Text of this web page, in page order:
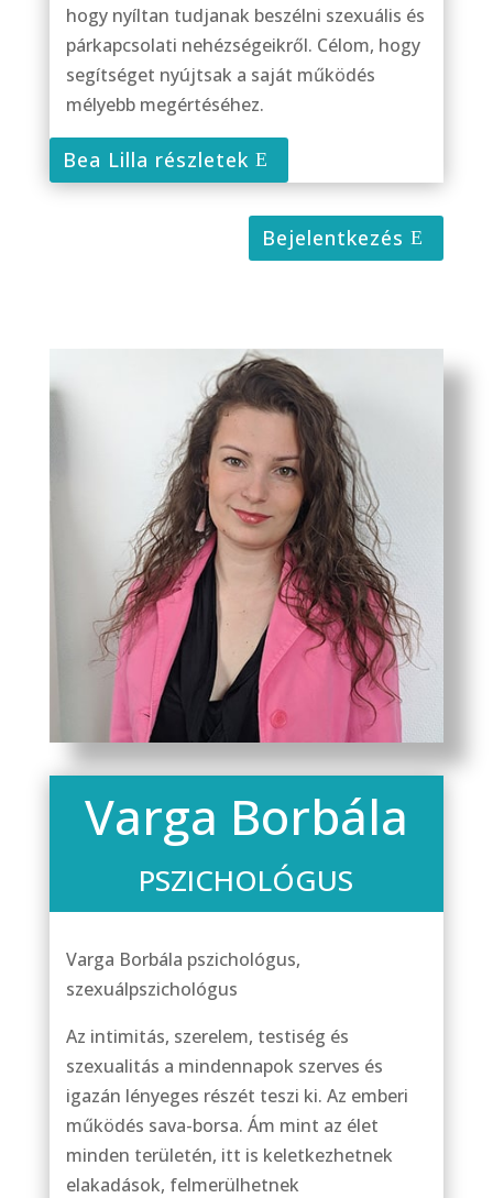
hogy nyíltan tudjanak beszélni szexuális és
párkapcsolati nehézségeikről. Célom, hogy
segítséget nyújtsak a saját működés
mélyebb megértéséhez.
Bea Lilla részletek
Bejelentkezés
Varga Borbála
PSZICHOLÓGUS
Varga Borbála pszichológus,
szexuálpszichológus
Az intimitás, szerelem, testiség és
szexualitás a mindennapok szerves és
igazán lényeges részét teszi ki. Az emberi
működés sava-borsa. Ám mint az élet
minden területén, itt is keletkezhetnek
elakadások, felmerülhetnek